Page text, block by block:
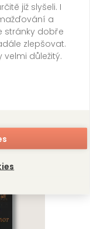
již slyšeli. I
a
stránky dobře
zlepšovat.
důležitý.